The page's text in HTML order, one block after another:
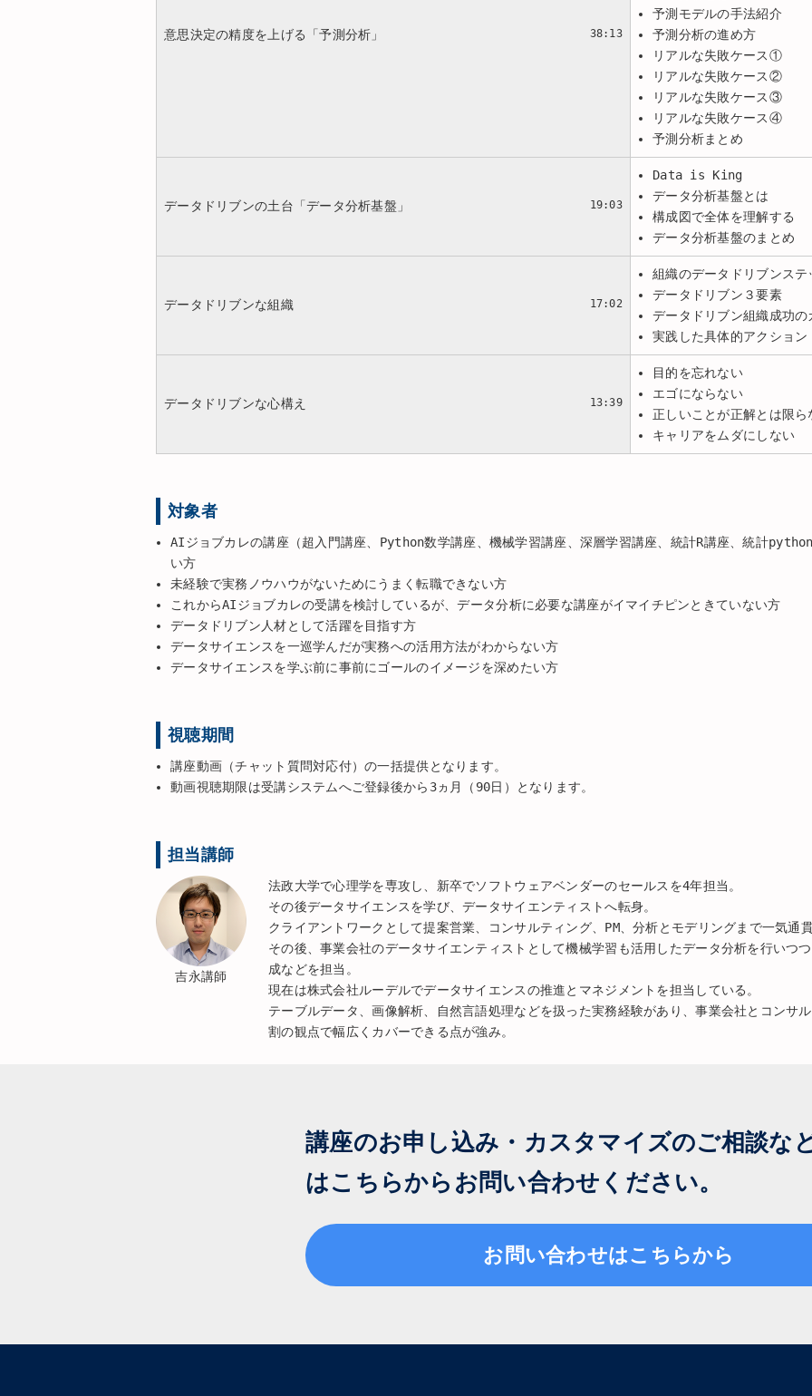
意思決定の精度を上げる「予測分析」 38:13
予測モデルの手法紹介
予測分析の進め方
リアルな失敗ケース①
リアルな失敗ケース②
リアルな失敗ケース③
リアルな失敗ケース④
予測分析まとめ
データドリブンの土台「データ分析基盤」 19:03
Data is King
データ分析基盤とは
構成図で全体を理解する
データ分析基盤のまとめ
データドリブンな組織 17:02
組織のデータドリブンステ
データドリブン３要素
データドリブン組織成功の
実践した具体的アクション
データドリブンな心構え 13:39
目的を忘れない
エゴにならない
正しいことが正解とは限ら
キャリアをムダにしない
対象者
AIジョブカレの講座（超入門講座、Python数学講座、機械学習講座、深層学習講座、統計R講座、統計
い方
未経験で実務ノウハウがないためにうまく転職できない方
これからAIジョブカレの受講を検討しているが、データ分析に必要な講座がイマイチピンときていない方
データドリブン人材として活躍を目指す方
データサイエンスを一巡学んだが実務への活用方法がわからない方
データサイエンスを学ぶ前に事前にゴールのイメージを深めたい方
視聴期間
講座動画（チャット質問対応付）の一括提供となります。
動画視聴期限は受講システムへご登録後から3ヵ月（90日）となります。
担当講師
吉永講師
法政大学で心理学を専攻し、新卒でソフトウェアベンダーのセールスを4年担当。
その後データサイエンスを学び、データサイエンティストへ転身。
クライアントワークとして提案営業、コンサルティング、PM、分析とモデリングまで一気通
その後、事業会社のデータサイエンティストとして機械学習も活用したデータ分析を行いつ
成などを担当。
現在は株式会社ルーデルでデータサイエンスの推進とマネジメントを担当している。
テーブルデータ、画像解析、自然言語処理などを扱った実務経験があり、事業会社とコンサ
割の観点で幅広くカバーできる点が強み。
講座のお申し込み・カスタマイズのご相談な
はこちらからお問い合わせください。
お問い合わせはこちらから